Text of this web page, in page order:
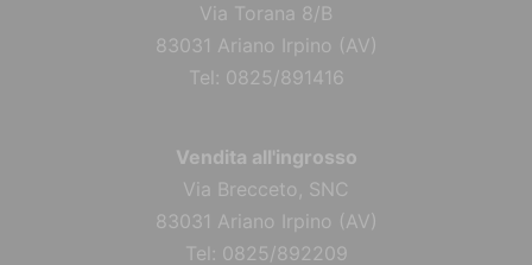
Via Torana 8/B
83031 Ariano Irpino (AV)
Tel: 0825/891416
Vendita all'ingrosso
Via Brecceto, SNC
83031 Ariano Irpino (AV)
Tel: 0825/892209